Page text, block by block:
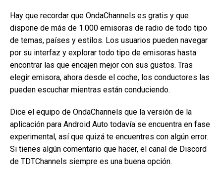
Hay que recordar que OndaChannels es gratis y que
dispone de más de 1.000 emisoras de radio de todo tipo
de temas, países y estilos. Los usuarios pueden navegar
por su interfaz y explorar todo tipo de emisoras hasta
encontrar las que encajen mejor con sus gustos. Tras
elegir emisora, ahora desde el coche, los conductores las
pueden escuchar mientras están conduciendo.
Dice el equipo de OndaChannels que la versión de la
aplicación para Android Auto todavía se encuentra en fase
experimental, así que quizá te encuentres con algún error.
Si tienes algún comentario que hacer, el canal de Discord
de TDTChannels siempre es una buena opción.